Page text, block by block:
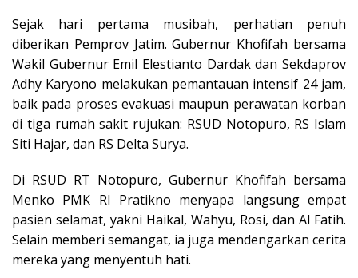
Sejak hari pertama musibah, perhatian penuh
diberikan Pemprov Jatim. Gubernur Khofifah bersama
Wakil Gubernur Emil Elestianto Dardak dan Sekdaprov
Adhy Karyono melakukan pemantauan intensif 24 jam,
baik pada proses evakuasi maupun perawatan korban
di tiga rumah sakit rujukan: RSUD Notopuro, RS Islam
Siti Hajar, dan RS Delta Surya.
Di RSUD RT Notopuro, Gubernur Khofifah bersama
Menko PMK RI Pratikno menyapa langsung empat
pasien selamat, yakni Haikal, Wahyu, Rosi, dan Al Fatih.
Selain memberi semangat, ia juga mendengarkan cerita
mereka yang menyentuh hati.